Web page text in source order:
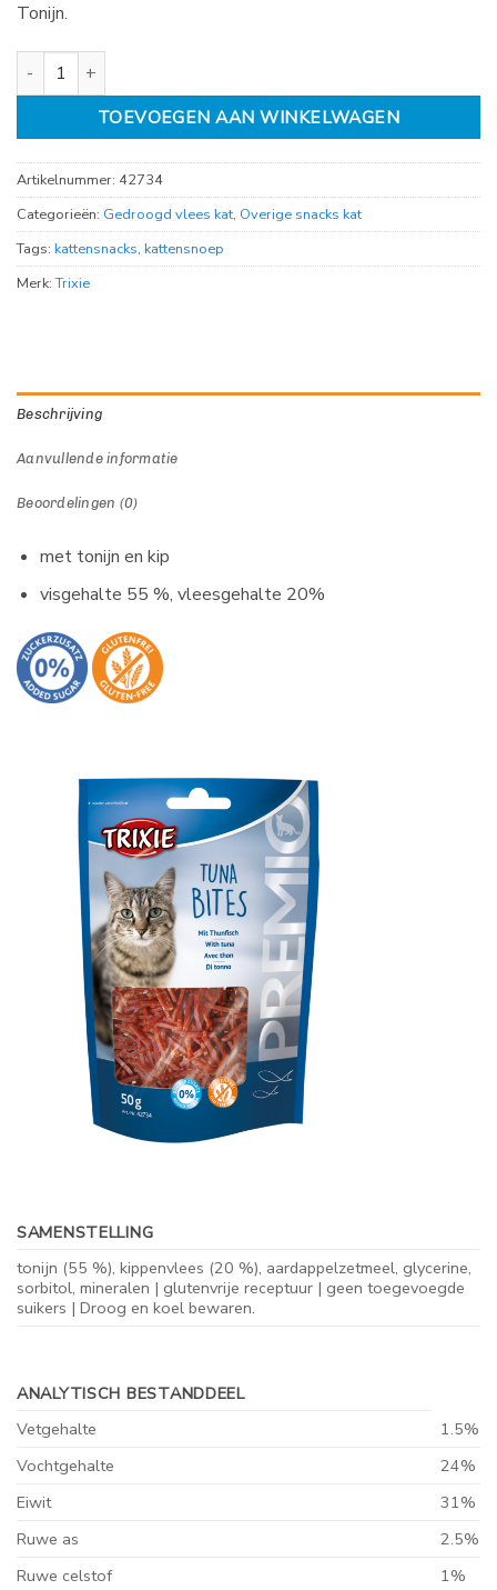
Tonijn.
PREMIO Tuna Bites 50gr aantal
TOEVOEGEN AAN WINKELWAGEN
Artikelnummer: 42734
Categorieën: Gedroogd vlees kat, Overige snacks kat
Tags: kattensnacks, kattensnoep
Merk:Trixie
Beschrijving
Aanvullende informatie
Beoordelingen (0)
met tonijn en kip
visgehalte 55 %, vleesgehalte 20%
SAMENSTELLING
tonijn (55 %), kippenvlees (20 %), aardappelzetmeel, glycerine,
sorbitol, mineralen | glutenvrije receptuur | geen toegevoegde
suikers | Droog en koel bewaren.
ANALYTISCH BESTANDDEEL
Vetgehalte
1.5%
Vochtgehalte
24%
Eiwit
31%
Ruwe as
2.5%
Ruwe celstof
1%